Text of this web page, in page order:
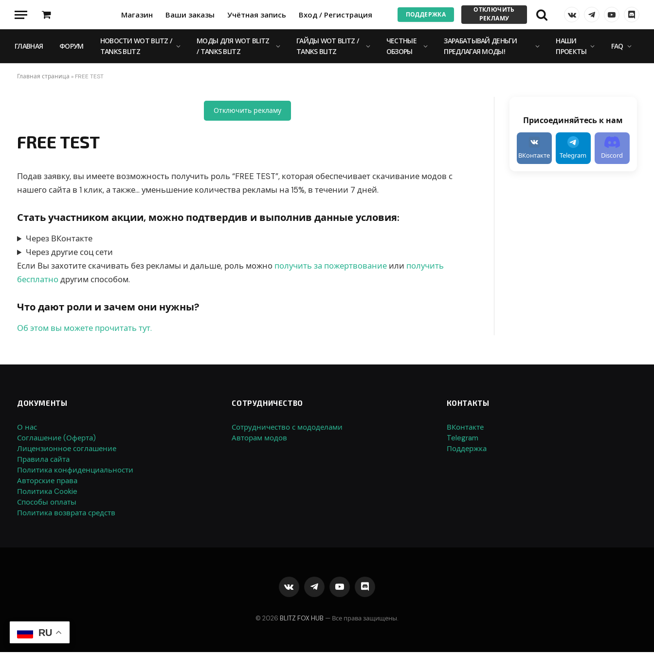
Корзина
Магазин Ваши заказы Учётная запись Вход / Регистрация ПОДДЕРЖКА
ОТКЛЮЧИТЬ
РЕКЛАМУ
VKontakteTelegramYouTube
ГЛАВНАЯ ФОРУМ
НОВОСТИ WOT BLITZ /
TANKS BLITZ
МОДЫ ДЛЯ WOT BLITZ
/ TANKS BLITZ
ГАЙДЫ WOT BLITZ /
TANKS BLITZ
ЧЕСТНЫЕ
ОБЗОРЫ
ЗАРАБАТЫВАЙ ДЕНЬГИ
ПРЕДЛАГАЯ МОДЫ!
НАШИ
ПРОЕКТЫ
FAQ
Главная страница » FREE TEST
Отключить рекламу
FREE TEST
Подав заявку, вы имеете возможность получить роль “FREE TEST”, которая обеспечивает скачивание модов с
нашего сайта в 1 клик, а также… уменьшение количества рекламы на 15%, в течении 7 дней.
Стать участником акции, можно подтвердив и выполнив данные условия:
Через ВКонтакте
Через другие соц сети
Если Вы захотите скачивать без рекламы и дальше, роль можно получить за пожертвование или получить
бесплатнодругим способом.
Что дают роли и зачем они нужны?
Об этом вы можете прочитать тут.
Присоединяйтесь к нам
ВКонтакте Telegram Discord
ДОКУМЕНТЫ
О нас
Соглашение (Оферта)
Лицензионное соглашение
Правила сайта
Политика конфиденциальности
Авторские права
Политика Cookie
Способы оплаты
Политика возврата средств
СОТРУДНИЧЕСТВО
Сотрудничество с мододелами
Авторам модов
КОНТАКТЫ
ВКонтакте
Telegram
Поддержка
VKontakteTelegramYouTubeDiscord
© 2026 BLITZ FOX HUB — Все права защищены.
RU